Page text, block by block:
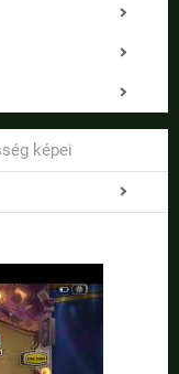
képei